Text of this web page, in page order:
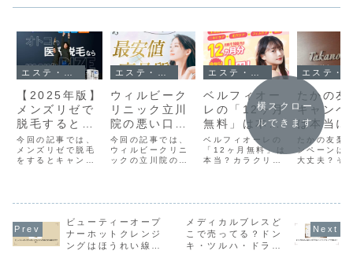
エステ・脱毛
【2025年版】
メンズリゼで
脱毛するとキ
ャンペーンは
あるのか徹底
調査！
今回の記事では、
メンズリゼで脱毛
をするとキャンペ
べくお得に脱毛を
したい方は是非読
んでみてください
エステ・脱毛
ウィルビーク
リニック立川
院の悪い口コ
ミ~良い評判
まで解説しま
す！
今回の記事では、
ウィルビークリニ
ックの立川院の口
口コミがあるのか
気になる方は是非
読んでみてくださ
いね。
エステ・脱毛
ベルフィオー
レの「12ヶ月
無料」は本
当？カラクリ
と実際の総
額・注意点を
ベルフィオーレの
「12ヶ月無料」は
本当？カラクリや
引の仕組みや適用
条件を分かりやす
くお伝えします。
契約前に不安な方
たかの友
キャンペ
は本当に
夫？勧誘
金・口コ
徹底調査
たかの友梨
ンペーンは
大丈夫？そ
ないための
もまとめて
ます。
横スクロー
ルできます
ビューティーオープ
ナーホットクレンジ
ングはほうれい線悩
メディカルブレスど
こで売ってる？ドン
キ・ツルハ・ドラッ